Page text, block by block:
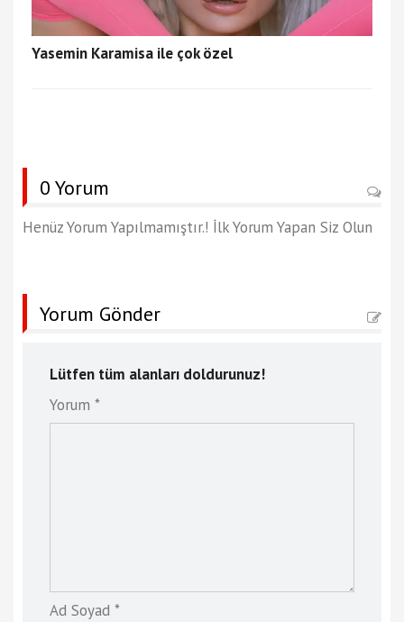
Yasemin Karamisa ile çok özel
0 Yorum
Henüz Yorum Yapılmamıştır.! İlk Yorum Yapan Siz Olun
Yorum Gönder
Lütfen tüm alanları doldurunuz!
Yorum *
Ad Soyad *